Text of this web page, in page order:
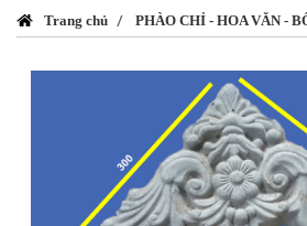
Trang chủ PHÀO CHỈ - HOA VĂN -